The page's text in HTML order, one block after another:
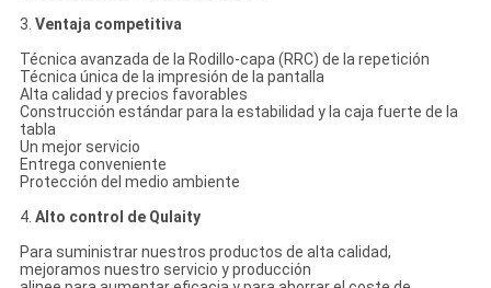
3. Ventaja competitiva
Técnica avanzada de la Rodillo-capa (RRC) de la repetición
Técnica única de la impresión de la pantalla
Alta calidad y precios favorables
Construcción estándar para la estabilidad y la caja fuerte de la
tabla
Un mejor servicio
Entrega conveniente
Protección del medio ambiente
4. Alto control de Qulaity
Para suministrar nuestros productos de alta calidad,
mejoramos nuestro servicio y producción